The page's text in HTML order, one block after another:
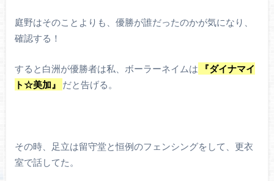
庭野はそのことよりも、優勝が誰だったのかが気になり、
確認する！
すると白洲が優勝者は私、ボーラーネイムは
『ダイナマイ
ト☆美加』
だと告げる。
その時、足立は留守堂と恒例のフェンシングをして、更衣
室で話してた。